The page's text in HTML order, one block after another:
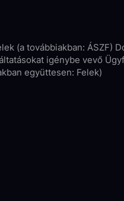
(a továbbiakban: ÁSZF)
igénybe vevő
együttesen: Felek)